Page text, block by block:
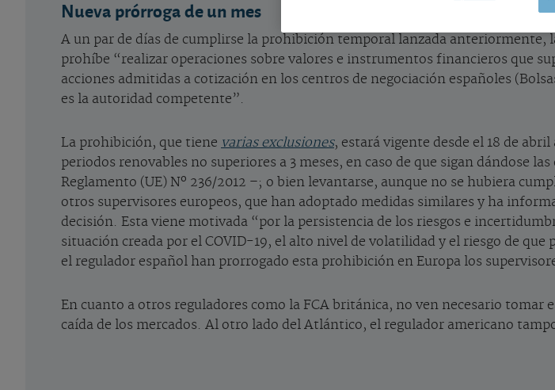
Nueva prórroga de un mes
A un par de días de cumplirse la prohibición temporal lanzada anteriormente,
prohíbe “realizar operaciones sobre valores e instrumentos financieros que
acciones admitidas a cotización en los centros de negociación españoles
es la autoridad competente”.
La prohibición, que tiene varias exclusiones, estará vigente desde el 18 de
periodos renovables no superiores a 3 meses, en caso de que sigan dándose
Reglamento (UE) Nº 236/2012 –; o bien levantarse, aunque no se hubiera
otros supervisores europeos, que han adoptado medidas similares y ha
decisión. Esta viene motivada “por la persistencia de los riesgos e
situación creada por el COVID-19, el alto nivel de volatilidad y el riesgo de
el regulador español han prorrogado esta prohibición en Europa los
En cuanto a otros reguladores como la FCA británica, no ven necesario tomar
caída de los mercados. Al otro lado del Atlántico, el regulador americano